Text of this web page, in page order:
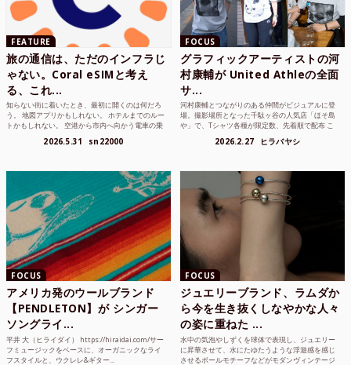
FEATURE
旅の通信は、ただのインフラじ
ゃない。Coral eSIMと考え
る、これ...
知らない街に着いたとき、最初に開くのは何だろ
う。 地図アプリかもしれない。 ホテルまでのルー
トかもしれない。 空港から市内へ向かう電車の乗
2026.5.31 sn22000
FOCUS
グラフィックアーティストの河
村康輔が United Athleの全面
サ...
河村康輔とつながりのある仲間がビジュアルに登
場。撮影場所となった千駄ヶ谷の人気店「ほそ島
や」で、Tシャツ各種が限定数、先着順で配布 こ
2026.2.27 ヒラバヤシ
FOCUS
アメリカ発のウールブランド
【PENDLETON】が シンガー
ソングライ...
平井 大（ヒライダイ） https://hiraidai.com/サー
フミュージックをベースに、オーガニックなライ
フスタイルと、ウクレレ&ギター...
FOCUS
ジュエリーブランド、ラムダか
ら今を生き抜くしなやかな人々
の姿に重ねた ...
水中の気泡やしずくを球体で表現し、ジュエリー
に昇華させて、水にたゆたうような浮遊感を感じ
させるボールモチーフなどがモダンヴィンテージ